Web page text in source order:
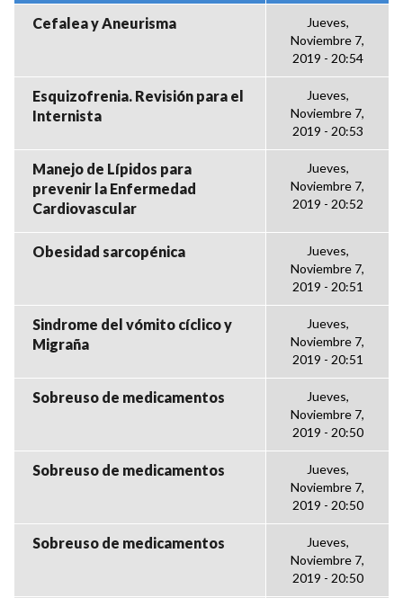
Cefalea y Aneurisma
Jueves,
Noviembre 7,
2019 - 20:54
Esquizofrenia. Revisión para el
Internista
Jueves,
Noviembre 7,
2019 - 20:53
Manejo de Lípidos para
prevenir la Enfermedad
Cardiovascular
Jueves,
Noviembre 7,
2019 - 20:52
Obesidad sarcopénica
Jueves,
Noviembre 7,
2019 - 20:51
Sindrome del vómito cíclico y
Migraña
Jueves,
Noviembre 7,
2019 - 20:51
Sobreuso de medicamentos
Jueves,
Noviembre 7,
2019 - 20:50
Sobreuso de medicamentos
Jueves,
Noviembre 7,
2019 - 20:50
Sobreuso de medicamentos
Jueves,
Noviembre 7,
2019 - 20:50